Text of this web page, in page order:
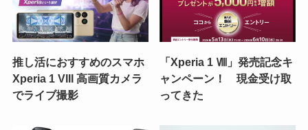
推し活におすすめのスマホ
Xperia 1 VIII 高画質カメラ
でライブ撮影
「Xperia 1 Ⅷ」発売記念キ
ャンペーン！ 現金受け取
ってきた